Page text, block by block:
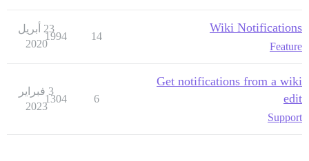
Wiki Notifications
Feature
14
1994
23 أبريل
2020
Get notifications from a wiki
edit
Support
6
1304
3 فبراير
2023